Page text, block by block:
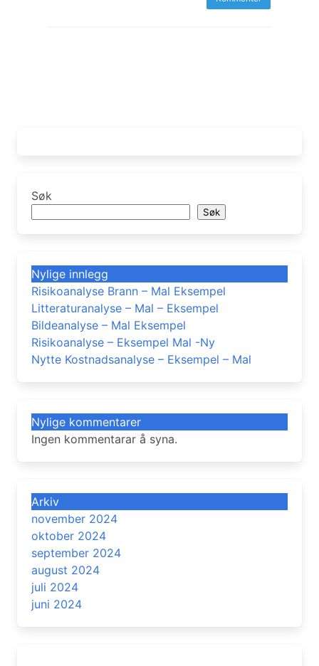
Søk
Søk
Nylige innlegg
Risikoanalyse Brann – Mal Eksempel
Litteraturanalyse – Mal – Eksempel
Bildeanalyse – Mal Eksempel
Risikoanalyse – Eksempel Mal -Ny
Nytte Kostnadsanalyse – Eksempel – Mal
Nylige kommentarer
Ingen kommentarar å syna.
Arkiv
november 2024
oktober 2024
september 2024
august 2024
juli 2024
juni 2024